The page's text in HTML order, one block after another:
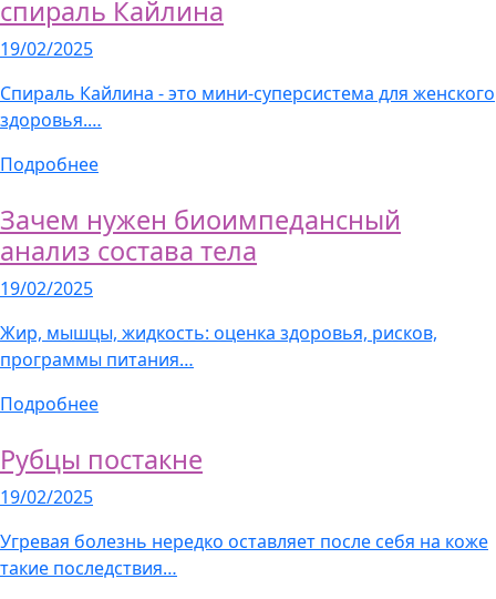
спираль Кайлина
19/02/2025
Спираль Кайлина - это мини-суперсистема для женского
здоровья.…
Подробнее
Зачем нужен биоимпедансный
анализ состава тела
19/02/2025
Жир, мышцы, жидкость: оценка здоровья, рисков,
программы питания…
Подробнее
Рубцы постакне
19/02/2025
Угревая болезнь нередко оставляет после себя на коже
такие последствия…